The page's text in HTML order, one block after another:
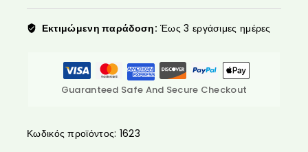
Εκτιμώμενη παράδοση: Έως 3 εργάσιμες ημέρες
Guaranteed Safe And Secure Checkout
Κωδικός προϊόντος: 1623